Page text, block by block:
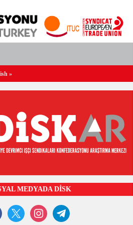
»
MEDYADA DİSK
x instagramtelegram